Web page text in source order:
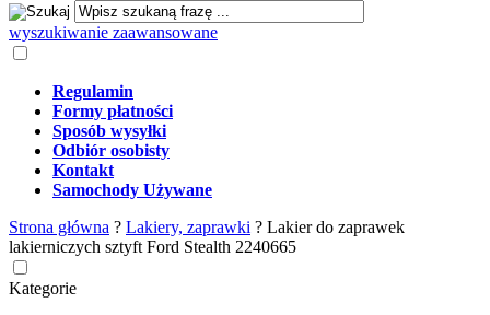
wyszukiwanie zaawansowane
Regulamin
Formy płatności
Sposób wysyłki
Odbiór osobisty
Kontakt
Samochody Używane
Strona główna ? Lakiery, zaprawki ? Lakier do zaprawek
lakierniczych sztyft Ford Stealth 2240665
Kategorie